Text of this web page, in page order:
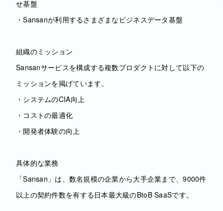
せ基盤
・Sansanが利用するさまざまなビジネスデータ基盤
組織のミッション
Sansanサービスを構成する複数プロダクトに対して以下の
ミッションを掲げています。
・システムのCIA向上
・コストの最適化
・開発者体験の向上
具体的な業務
「Sansan」は、数名規模の企業から大手企業まで、9000件
以上の契約件数を有する日本最大級のBtoB SaaSです。